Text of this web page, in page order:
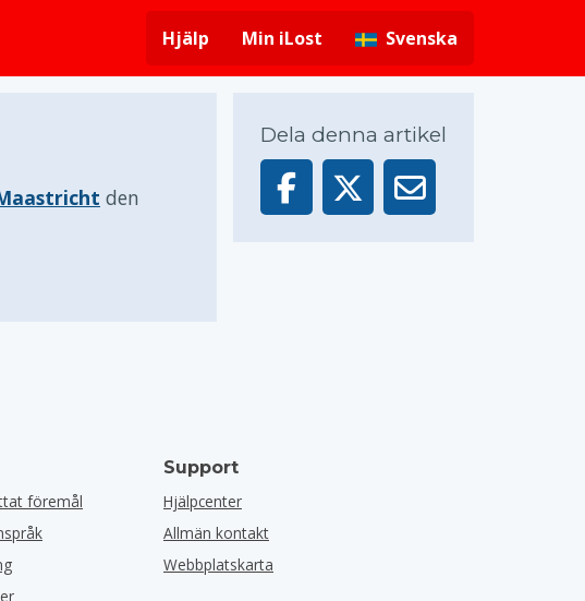
Hjälp
Min iLost Svenska
den
Dela denna artikel
föremål
Support
Hjälpcenter
Allmän kontakt
Webbplatskarta